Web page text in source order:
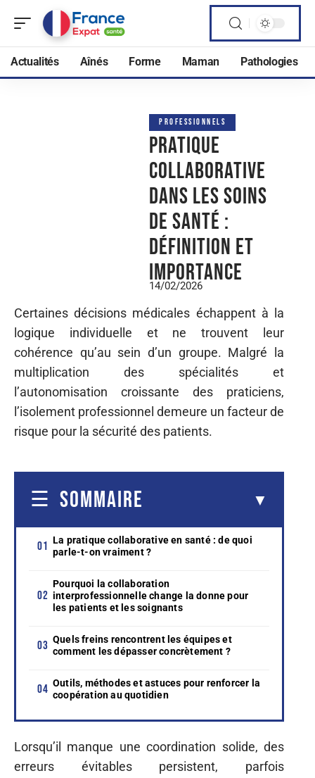
Actualités Aînés Forme Maman Pathologies
PROFESSIONNELS
Pratique
collaborative
dans les soins
de santé :
définition et
importance
14/02/2026
Certaines décisions médicales échappent à la
logique individuelle et ne trouvent leur
cohérence qu’au sein d’un groupe. Malgré la
multiplication des spécialités et
l’autonomisation croissante des praticiens,
l’isolement professionnel demeure un facteur de
risque pour la sécurité des patients.
SOMMAIRE
La pratique collaborative en santé : de quoi
parle-t-on vraiment ?
Pourquoi la collaboration
interprofessionnelle change la donne pour
les patients et les soignants
Quels freins rencontrent les équipes et
comment les dépasser concrètement ?
Outils, méthodes et astuces pour renforcer la
coopération au quotidien
Lorsqu’il manque une coordination solide, des
erreurs évitables persistent, parfois